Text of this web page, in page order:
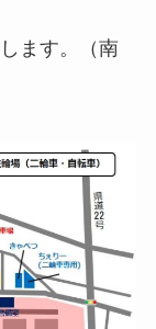
ます。（南